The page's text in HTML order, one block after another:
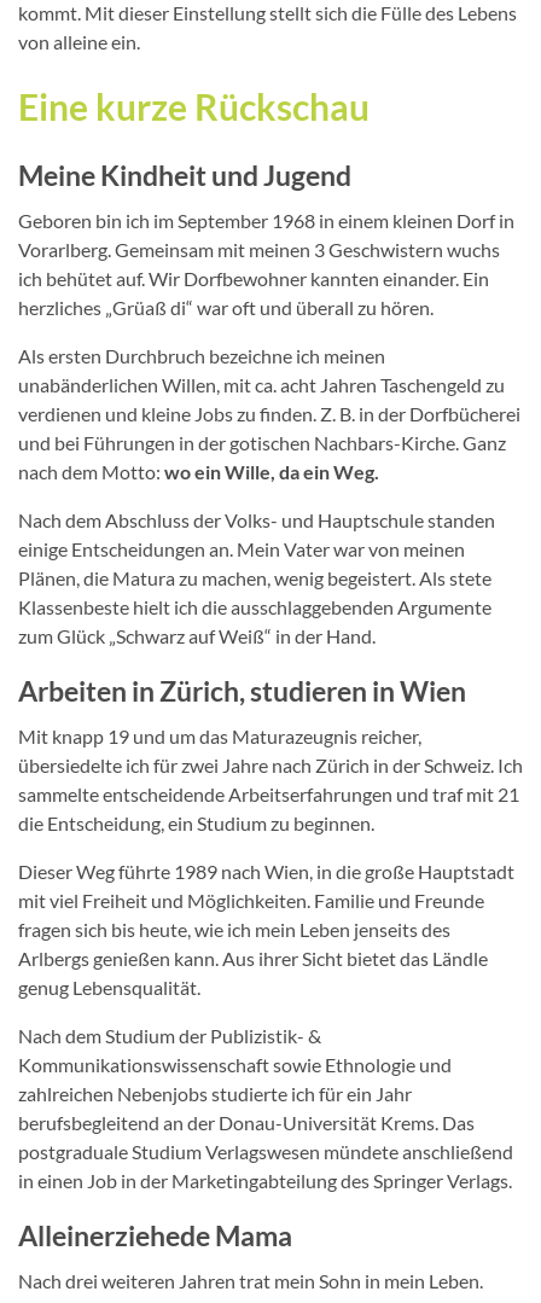
kommt. Mit dieser Einstellung stellt sich die Fülle des Lebens
von alleine ein.
Eine kurze Rückschau
Meine Kindheit und Jugend
Geboren bin ich im September 1968 in einem kleinen Dorf in
Vorarlberg. Gemeinsam mit meinen 3 Geschwistern wuchs
ich behütet auf. Wir Dorfbewohner kannten einander. Ein
herzliches „Grüaß di“ war oft und überall zu hören.
Als ersten Durchbruch bezeichne ich meinen
unabänderlichen Willen, mit ca. acht Jahren Taschengeld zu
verdienen und kleine Jobs zu finden. Z. B. in der Dorfbücherei
und bei Führungen in der gotischen Nachbars-Kirche. Ganz
nach dem Motto: wo ein Wille, da ein Weg.
Nach dem Abschluss der Volks- und Hauptschule standen
einige Entscheidungen an. Mein Vater war von meinen
Plänen, die Matura zu machen, wenig begeistert. Als stete
Klassenbeste hielt ich die ausschlaggebenden Argumente
zum Glück „Schwarz auf Weiß“ in der Hand.
Arbeiten in Zürich, studieren in Wien
Mit knapp 19 und um das Maturazeugnis reicher,
übersiedelte ich für zwei Jahre nach Zürich in der Schweiz. Ich
sammelte entscheidende Arbeitserfahrungen und traf mit 21
die Entscheidung, ein Studium zu beginnen.
Dieser Weg führte 1989 nach Wien, in die große Hauptstadt
mit viel Freiheit und Möglichkeiten. Familie und Freunde
fragen sich bis heute, wie ich mein Leben jenseits des
Arlbergs genießen kann. Aus ihrer Sicht bietet das Ländle
genug Lebensqualität.
Nach dem Studium der Publizistik- &
Kommunikationswissenschaft sowie Ethnologie und
zahlreichen Nebenjobs studierte ich für ein Jahr
berufsbegleitend an der Donau-Universität Krems. Das
postgraduale Studium Verlagswesen mündete anschließend
in einen Job in der Marketingabteilung des Springer Verlags.
Alleinerziehede Mama
Nach drei weiteren Jahren trat mein Sohn in mein Leben.